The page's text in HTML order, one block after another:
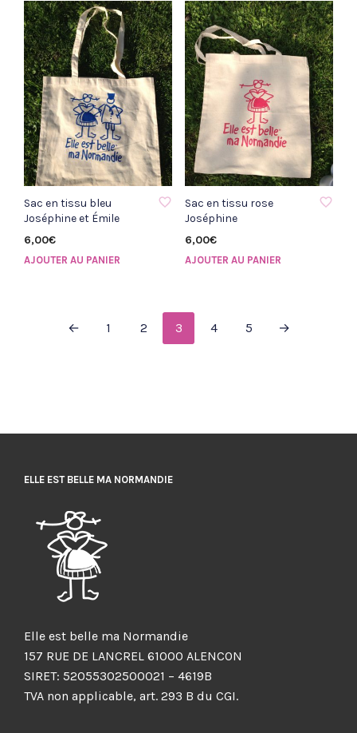
AJOUTER À LA LISTE D'ENVIE
Sac en tissu bleu
Joséphine et Émile
6,00€
AJOUTER AU PANIER
AJOUTER À LA LISTE D'ENVIE
Sac en tissu rose
Joséphine
6,00€
AJOUTER AU PANIER
← 1 2 3 4 5 →
ELLE EST BELLE MA NORMANDIE
Elle est belle ma Normandie
157 RUE DE LANCREL 61000 ALENCON
SIRET: 52055302500021 – 4619B
TVA non applicable, art. 293 B du CGI.